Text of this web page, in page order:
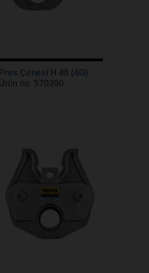
Pres Çenesi H 40 (4G)
Ürün no. 570390